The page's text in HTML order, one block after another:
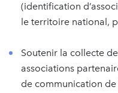
(identification
le territoire national,
Soutenir la collecte
associations
de communication de